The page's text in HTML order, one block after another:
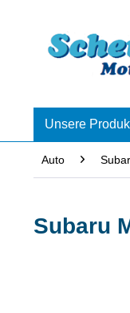
Unsere
Auto
Subaru